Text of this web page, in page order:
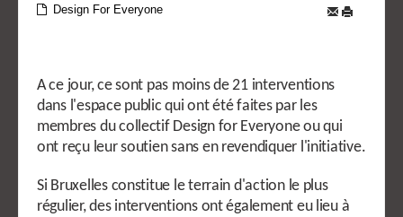
Design For Everyone
A ce jour, ce sont pas moins de 21 interventions
dans l'espace public qui ont été faites par les
membres du collectif Design for Everyone ou qui
ont reçu leur soutien sans en revendiquer l'initiative.
Si Bruxelles constitue le terrain d'action le plus
régulier, des interventions ont également eu lieu à